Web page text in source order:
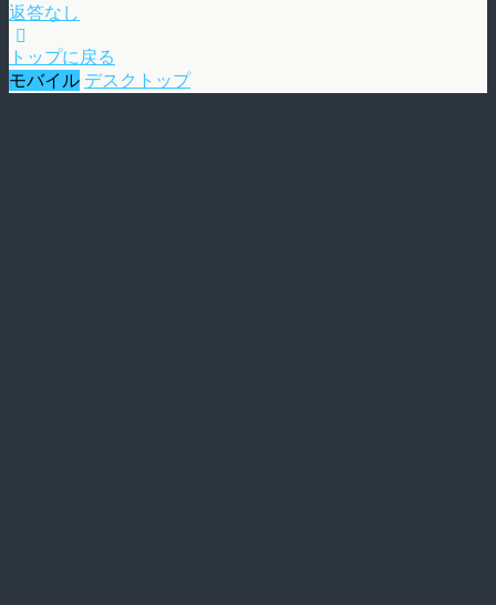
返答なし
トップに戻る
モバイル デスクトップ